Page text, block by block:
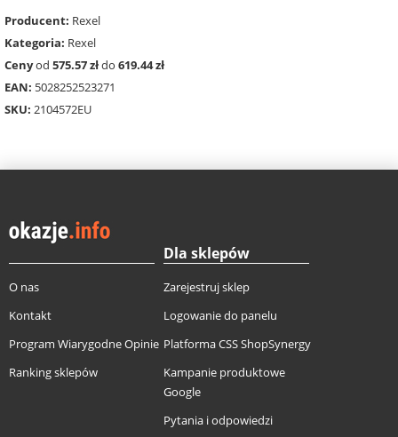
Producent: Rexel
Kategoria: Rexel
Cenyod 575.57 złdo 619.44 zł
EAN: 5028252523271
SKU: 2104572EU
O nas
Kontakt
Program Wiarygodne Opinie
Ranking sklepów
Dla sklepów
Zarejestruj sklep
Logowanie do panelu
Platforma CSS ShopSynergy
Kampanie produktowe
Google
Pytania i odpowiedzi